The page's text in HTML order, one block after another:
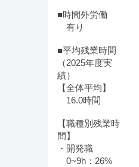
■時間外労働
有り
■平均残業時間
（2025年度実
績）
【全体平均】
16.0時間
【職種別残業時
間】
・開発職
0~9h：26%